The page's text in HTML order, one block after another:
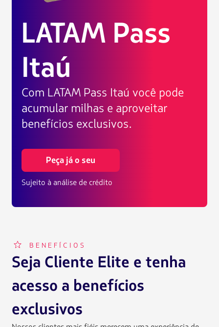
LATAM Pass
Itaú
Com LATAM Pass Itaú você pode
acumular milhas e aproveitar
benefícios exclusivos.
Peça já o seu
Sujeito à análise de crédito
FFP002 BENEFÍCIOS
Seja Cliente Elite e tenha
acesso a benefícios
exclusivos